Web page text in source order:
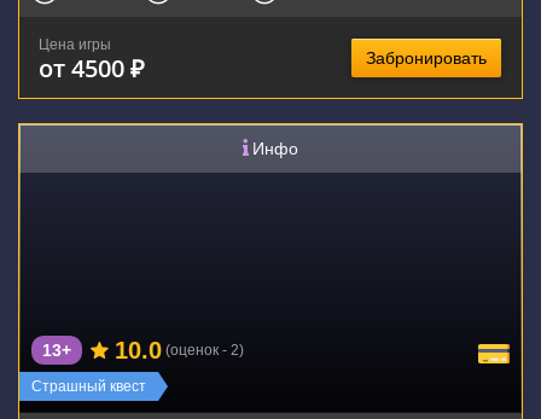
Цена игры
от 4500 ₽ Забронировать
Инфо
Новинка
Страшный квест
13+ 10.0 (оценок - 2)